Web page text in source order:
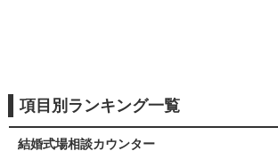
項目別ランキング一覧
結婚式場相談カウンター